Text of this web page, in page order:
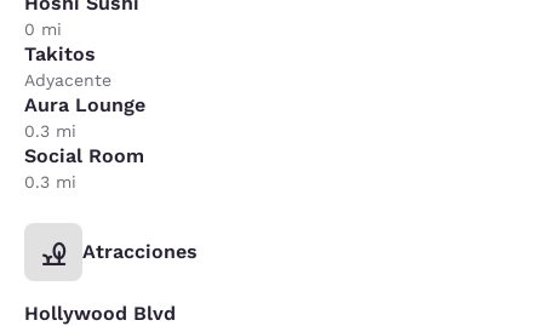
0 mi
Takitos
Adyacente
Aura Lounge
0.3 mi
Social Room
0.3 mi
Atracciones
Hollywood Blvd